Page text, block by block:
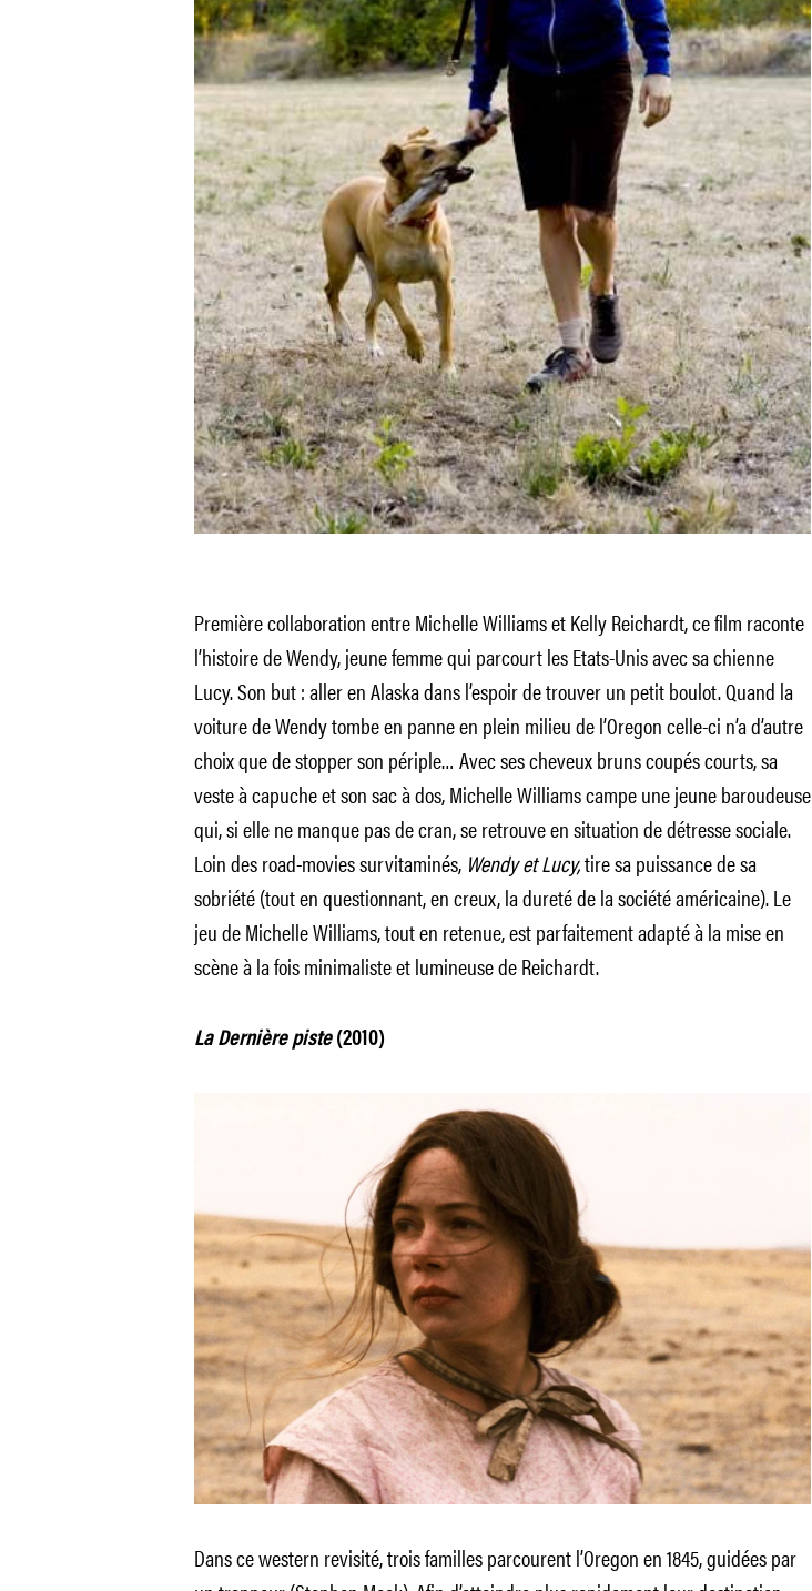
Première collaboration entre Michelle Williams et Kelly Reichardt, ce film raconte
l’histoire de Wendy, jeune femme qui parcourt les Etats-Unis avec sa chienne
Lucy. Son but : aller en Alaska dans l’espoir de trouver un petit boulot. Quand la
voiture de Wendy tombe en panne en plein milieu de l’Oregon celle-ci n’a d’autre
choix que de stopper son périple… Avec ses cheveux bruns coupés courts, sa
veste à capuche et son sac à dos, Michelle Williams campe une jeune baroudeuse
qui, si elle ne manque pas de cran, se retrouve en situation de détresse sociale.
Loin des road-movies survitaminés, Wendy et Lucy,tire sa puissance de sa
sobriété (tout en questionnant, en creux, la dureté de la société américaine). Le
jeu de Michelle Williams, tout en retenue, est parfaitement adapté à la mise en
scène à la fois minimaliste et lumineuse de Reichardt.
La Dernière piste (2010)
Dans ce western revisité, trois familles parcourent l’Oregon en 1845, guidées par